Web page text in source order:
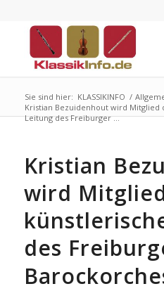
Sie sind hier: KLASSIKINFO /
Kristian Bezuidenhout wird Mitglied
Leitung des Freiburger ...
Kristian
wird
des